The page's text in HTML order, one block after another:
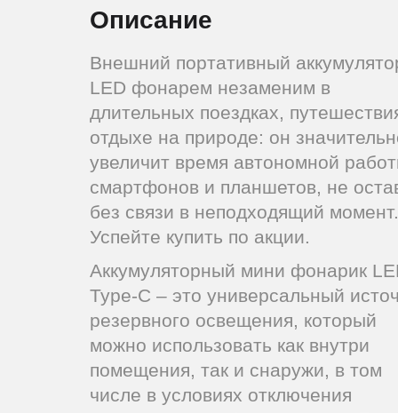
Описание
Внешний портативный
LED фонарем незаменим в
длительных поездках,
отдыхе на природе: он
увеличит время автономной
смартфонов и планшетов, не
без связи в неподходящий момент.
Успейте купить по акции.
Аккумуляторный мини фонарик
Type-C – это универсальный
резервного освещения, который
можно использовать как внутри
помещения, так и снаружи, в том
числе в условиях отключения